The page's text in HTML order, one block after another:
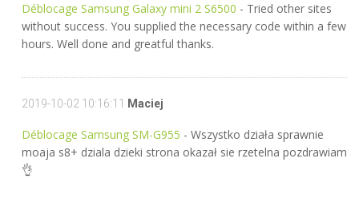
Déblocage Samsung Galaxy mini 2 S6500 - Tried other sites
without success. You supplied the necessary code within a few
hours. Well done and greatful thanks.
2019-10-02 10:16:11 Maciej
Déblocage Samsung SM-G955 - Wszystko działa sprawnie
moaja s8+ dziala dzieki strona okazał sie rzetelna pozdrawiam
👌